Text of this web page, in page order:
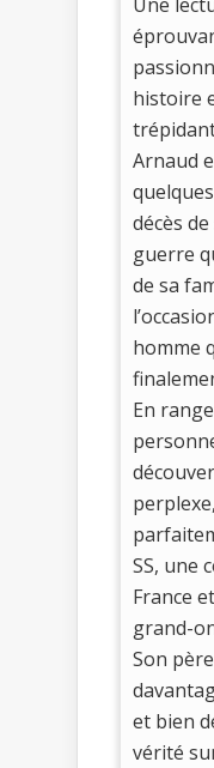
histoire
Arnaud
décès
guerre
de sa
homme
En
SS, une
France
grand-
Son
et bien
vérité